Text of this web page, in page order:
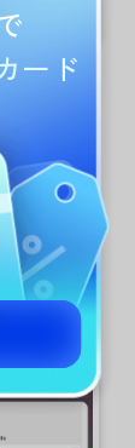
アイコ
。PDF
キュメ
後」オ
ード